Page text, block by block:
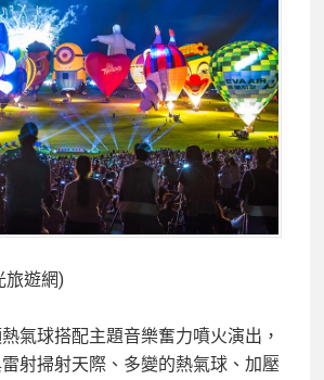
旅遊網)
氣球搭配主題音樂奮力噴火演出，
射掃射天際、多變的熱氣球、加壓